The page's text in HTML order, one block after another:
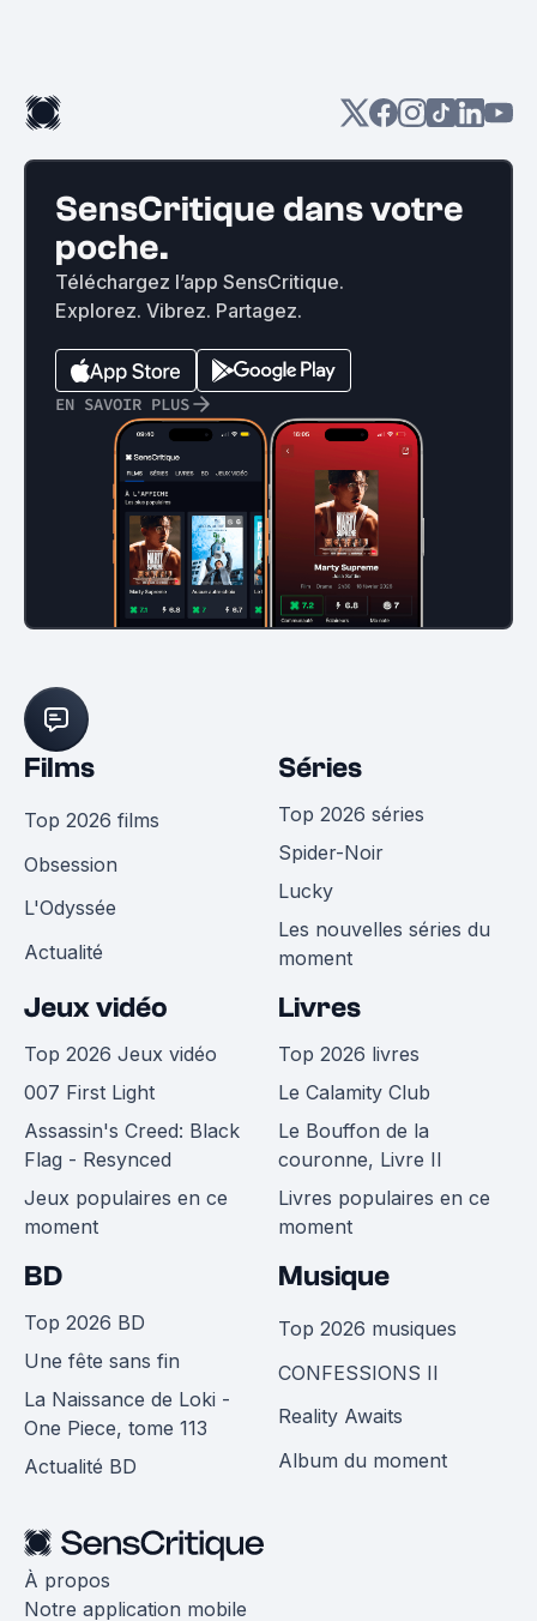
SensCritique dans votre
poche.
Téléchargez l’app SensCritique.
Explorez. Vibrez. Partagez.
EN SAVOIR PLUS
Films
Top 2026 films
Obsession
L'Odyssée
Actualité
Séries
Top 2026 séries
Spider-Noir
Lucky
Les nouvelles séries du
moment
Jeux vidéo
Top 2026 Jeux vidéo
007 First Light
Assassin's Creed: Black
Flag - Resynced
Jeux populaires en ce
moment
Livres
Top 2026 livres
Le Calamity Club
Le Bouffon de la
couronne, Livre II
Livres populaires en ce
moment
BD
Top 2026 BD
Une fête sans fin
La Naissance de Loki -
One Piece, tome 113
Actualité BD
Musique
Top 2026 musiques
CONFESSIONS II
Reality Awaits
Album du moment
À propos
Notre application mobile